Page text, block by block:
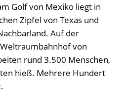
Golf von Mexiko liegt in
Zipfel von Texas und
Auf der
von
rund 3.500 Menschen,
hieß. Mehrere Hundert